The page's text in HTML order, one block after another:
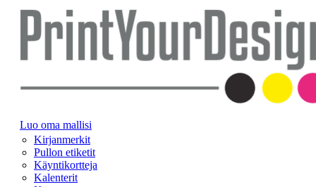
Luo oma mallisi
Kirjanmerkit
Pullon etiketit
Käyntikortteja
Kalenterit